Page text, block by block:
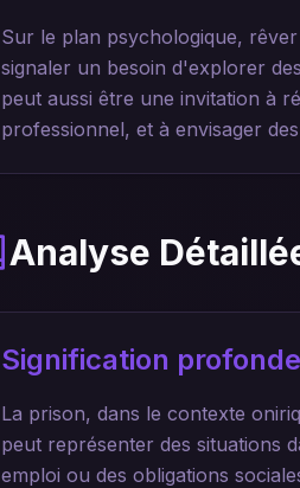
Sur le plan psychologique,
signaler un besoin d'explorer
peut aussi être une invitation à
professionnel, et à envisager
Analyse
Signification
La prison, dans le contexte
peut représenter des situations
emploi ou des obligations